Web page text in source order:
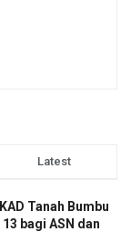
Latest
Tanah Bumbu
bagi ASN dan